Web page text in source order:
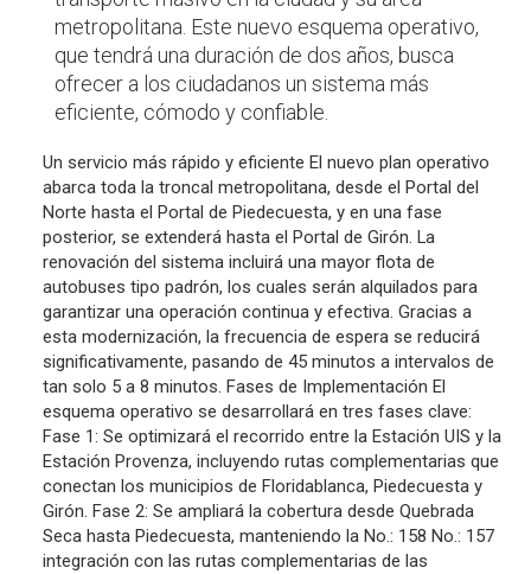
metropolitana. Este nuevo esquema operativo,
que tendrá una duración de dos años, busca
ofrecer a los ciudadanos un sistema más
eficiente, cómodo y confiable.
Un servicio más rápido y eficiente El nuevo plan operativo
abarca toda la troncal metropolitana, desde el Portal del
Norte hasta el Portal de Piedecuesta, y en una fase
posterior, se extenderá hasta el Portal de Girón. La
renovación del sistema incluirá una mayor flota de
autobuses tipo padrón, los cuales serán alquilados para
garantizar una operación continua y efectiva. Gracias a
esta modernización, la frecuencia de espera se reducirá
significativamente, pasando de 45 minutos a intervalos de
tan solo 5 a 8 minutos. Fases de Implementación El
esquema operativo se desarrollará en tres fases clave:
Fase 1: Se optimizará el recorrido entre la Estación UIS y la
Estación Provenza, incluyendo rutas complementarias que
conectan los municipios de Floridablanca, Piedecuesta y
Girón. Fase 2: Se ampliará la cobertura desde Quebrada
Seca hasta Piedecuesta, manteniendo la No.: 158 No.: 157
integración con las rutas complementarias de las